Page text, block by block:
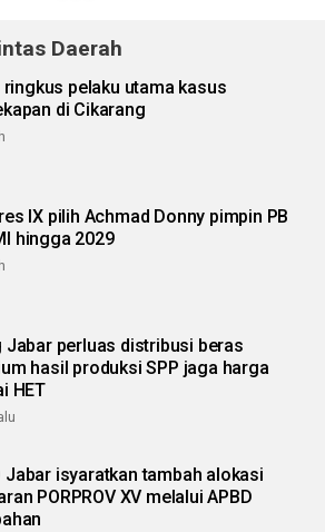
Daerah
ringkus pelaku utama kasus
di Cikarang
IX pilih Achmad Donny pimpin PB
hingga 2029
Jabar perluas distribusi beras
hasil produksi SPP jaga harga
HET
Jabar isyaratkan tambah alokasi
PORPROV XV melalui APBD